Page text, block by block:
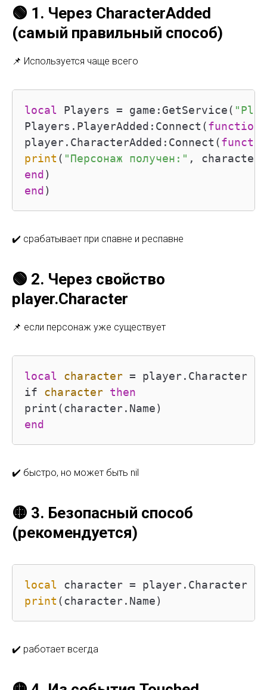
🟢 1. Через CharacterAdded
(самый правильный способ)
📌 Используется чаще всего
local Players = game:GetService(
Players.PlayerAdded:Connect(function
player.CharacterAdded:Connect(
print ( "Персонаж получен:"
end
end )
✔️ срабатывает при спавне и респавне
🟢 2. Через свойство
player.Character
📌 если персонаж уже существует
local character = player.Character
if character then
end
✔️ быстро, но может быть nil
🟡 3. Безопасный способ
(рекомендуется)
local
print (character.Name)
✔️ работает всегда